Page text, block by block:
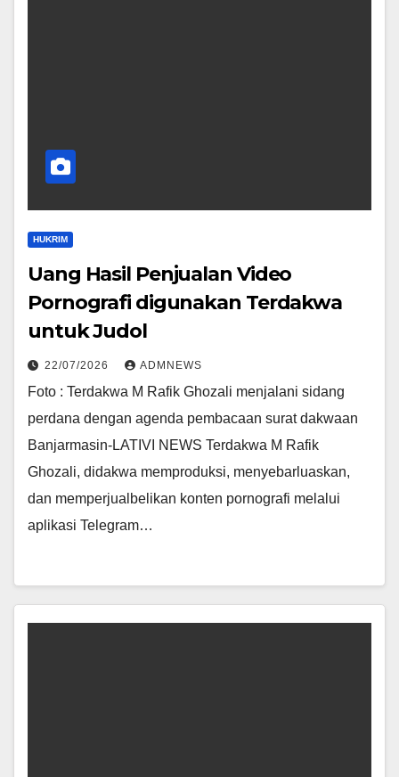
HUKRIM
Uang Hasil Penjualan Video
Pornografi digunakan Terdakwa
untuk Judol
22/07/2026 ADMNEWS
Foto : Terdakwa M Rafik Ghozali menjalani sidang
perdana dengan agenda pembacaan surat dakwaan
Banjarmasin-LATIVI NEWS Terdakwa M Rafik
Ghozali, didakwa memproduksi, menyebarluaskan,
dan memperjualbelikan konten pornografi melalui
aplikasi Telegram…